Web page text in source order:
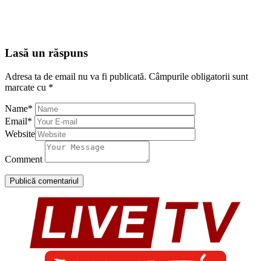
Lasă un răspuns
Adresa ta de email nu va fi publicată. Câmpurile obligatorii sunt
marcate cu *
Name*
Email*
Website
Comment